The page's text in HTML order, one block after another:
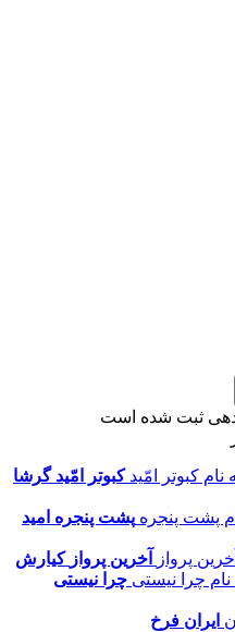
ثبت شده است
کبوتر امّید گرشا
پشت پنجره امید
آخرین پرواز کیارش
چرا نیستی
ایران فرخ